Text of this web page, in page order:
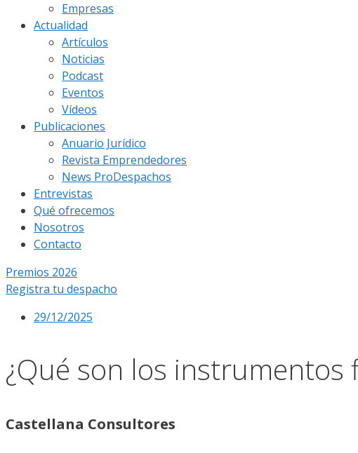
Empresas
Actualidad
Artículos
Noticias
Podcast
Eventos
Vídeos
Publicaciones
Anuario Jurídico
Revista Emprendedores
News ProDespachos
Entrevistas
Qué ofrecemos
Nosotros
Contacto
Premios 2026
Registra tu despacho
29/12/2025
¿Qué son los instrumentos
Castellana Consultores